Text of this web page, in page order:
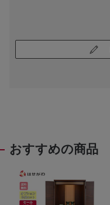
おすすめの商品